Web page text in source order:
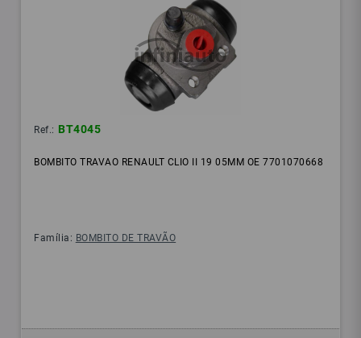
Ref.: BT4045
BOMBITO TRAVAO RENAULT CLIO II 19 05MM OE 7701070668
Família: BOMBITO DE TRAVÃO